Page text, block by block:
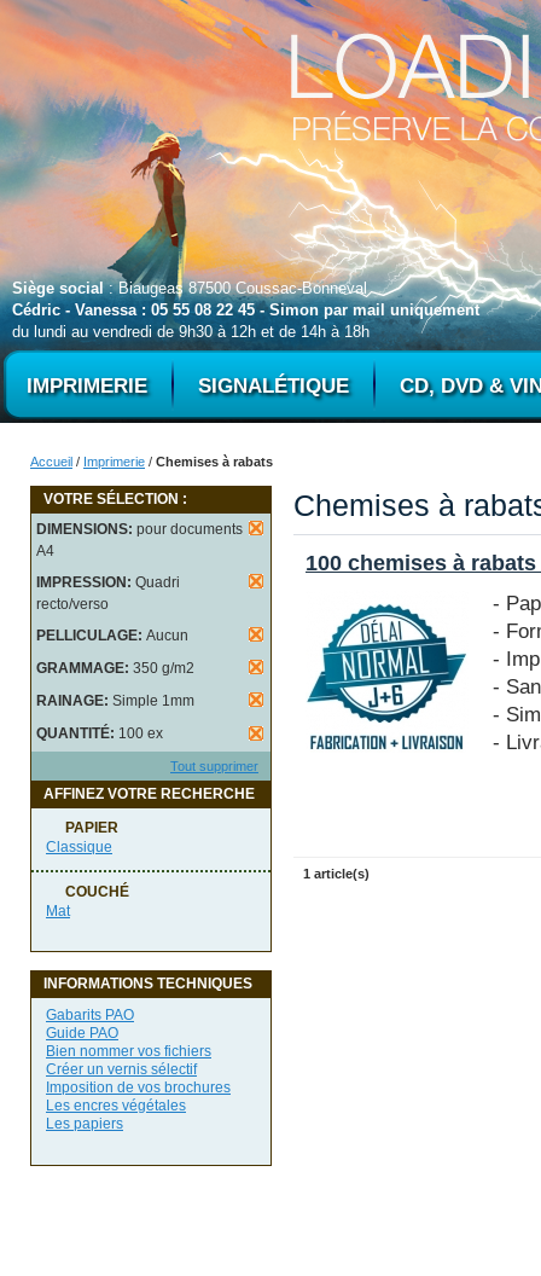
Siège social: Biaugeas 87500 Coussac-Bonneval
Cédric - Vanessa : 05 55 08 22 45 - Simon par mail uniquement
du lundi au vendredi de 9h30 à 12h et de 14h à 18h
IMPRIMERIE SIGNALÉTIQUE CD, DVD &
Accueil / Imprimerie / Chemises à rabats
VOTRE SÉLECTION :
DIMENSIONS: pour documents
A4
IMPRESSION: Quadri
recto/verso
PELLICULAGE: Aucun
GRAMMAGE: 350 g/m2
RAINAGE: Simple 1mm
QUANTITÉ: 100 ex
Tout supprimer
AFFINEZ VOTRE RECHERCHE
PAPIER
Classique
COUCHÉ
Mat
INFORMATIONS TECHNIQUES
Gabarits PAO
Guide PAO
Bien nommer vos fichiers
Créer un vernis sélectif
Imposition de vos brochures
Les encres végétales
Les papiers
Chemises à
100 chemises à
-
-
-
-
-
-
1 article(s)